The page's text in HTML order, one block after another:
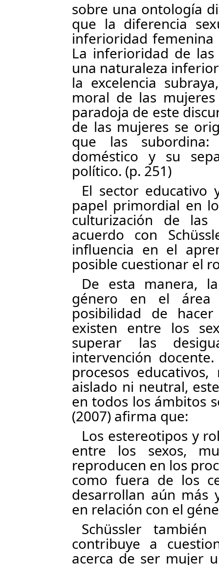
sobre una ontología
que la diferencia
inferioridad
La inferioridad de
una naturaleza
la excelencia
moral de las
paradoja de este
de las mujeres se
que las
doméstico y su
político. (p. 251)
El sector educativo
papel primordial en
culturización de las
acuerdo con
influencia en el
posible cuestionar el
De esta manera,
género en el
posibilidad de
existen entre los
superar las
intervención
procesos
aislado ni neutral,
en todos los ámbitos
(2007) afirma que:
Los estereotipos y
entre los sexos,
reproducen en los
como fuera de los
desarrollan aún más
en relación con el
Schüssler
contribuye a
acerca de ser mujer